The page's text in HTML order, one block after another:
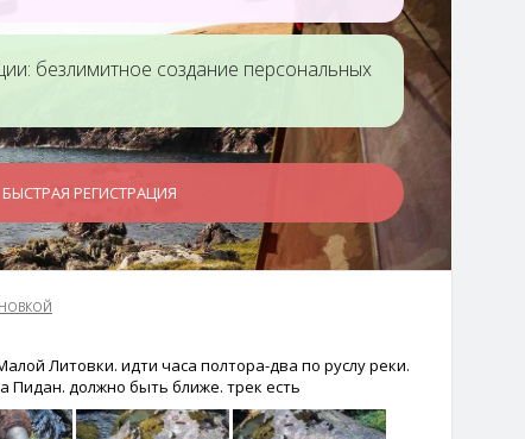
314 м
Грибановка
безлимитное создание персональных
БЫСТРАЯ РЕГИСТРАЦИЯ
Литовки. идти часа полтора-два по руслу реки.
Пидан. должно быть ближе. трек есть